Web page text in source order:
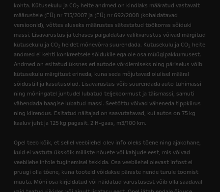
kohta. Kütusekulu ja CO2 heite andmed on kindlaks määratud vastavalt
määrustele (EÜ) nr 715/2007 ja (EÜ) nr 692/2008 (kohaldatavad
versioonid), võttes aluseks määrustes sätestatud töökorras sõiduki
massi. Lisavarustus ja tehases paigaldatav valikvarustus võivad märgitud
kütusekulu ja CO2 heidet mõnevõrra suurendada. Kütusekulu ja CO2 heite
andmed ei kehti konkreetsele sõidukile ega ole osa müügipakkumusest.
Andmed on esitatud üksnes eri autode võrdlemiseks ning päriselus võib
kütusekulu märgitust erineda, kuna seda mõjutavad olulisel määral
sõidustiil ja kasutusolud. Lisavarustus võib suurendada auto tühimassi
ning mõningatel juhtudel lubatud teljekoormust ja täismassi, samuti
vähendada haagise lubatud massi. Seetõttu võivad väheneda tippkiirus
ning kiirendus. Esitatud näitajad on saavutatavad, kui autos on 75 kg
kaaluv juht ja 125 kg pagasit. 2 H-gaas, m3/100 km.
Opel teeb kõik, et sellel veebilehel olev info oleks tõene ning ajakohane,
kuid ei vastuta ükskõik milliste nõuete või kahjude eest, mis võivad
veebilehe infole tuginemisel tekkida. Osa veebilehel olevast infost ei
pruugi olla tõene, kuna tooteid võidakse päraste nende turule toomist
muuta. Mõni osa kirjeldatud või näidatud varustusest võib olla saadaval